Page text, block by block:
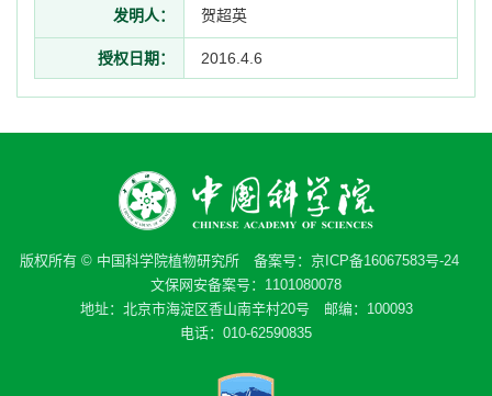
发明人： 贺超英
授权日期： 2016.4.6
版权所有 © 中国科学院植物研究所 备案号： 京ICP备16067583号-24
文保网安备案号：1101080078
地址：北京市海淀区香山南辛村20号 邮编：100093
电话：010-62590835